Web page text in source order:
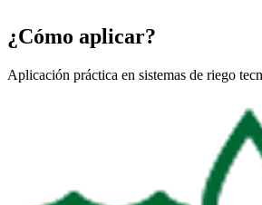
¿Cómo aplicar?
Aplicación práctica en sistemas de riego